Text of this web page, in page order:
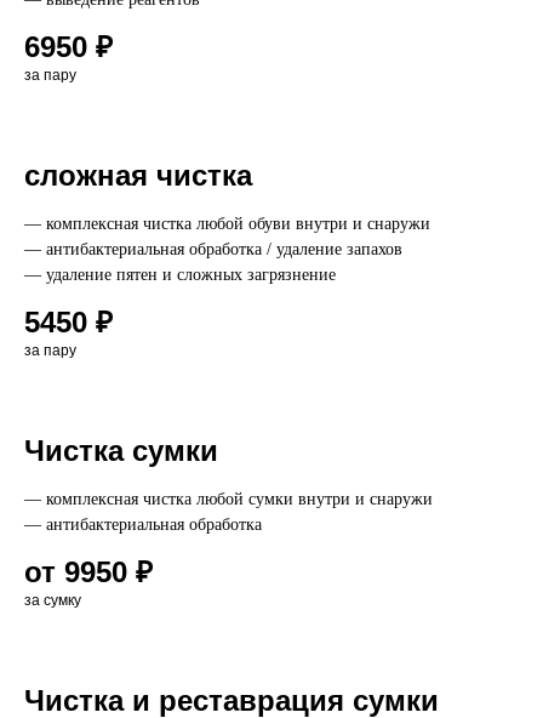
6950 ₽
за пару
сложная чистка
— комплексная чистка любой обуви внутри и снаружи
— антибактериальная обработка / удаление запахов
— удаление пятен и сложных загрязнение
5450 ₽
за пару
Чистка сумки
— комплексная чистка любой сумки внутри и снаружи
— антибактериальная обработка
от 9950 ₽
за сумку
Чистка и реставрация сумки